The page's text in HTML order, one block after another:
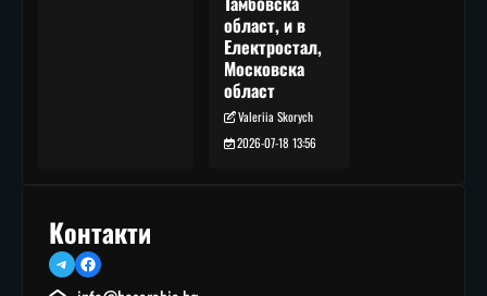
област, и в
Електростал,
Московска
област
Valeriia Skorych
2026-07-18 13:56
Контакти
TelegramFacebook